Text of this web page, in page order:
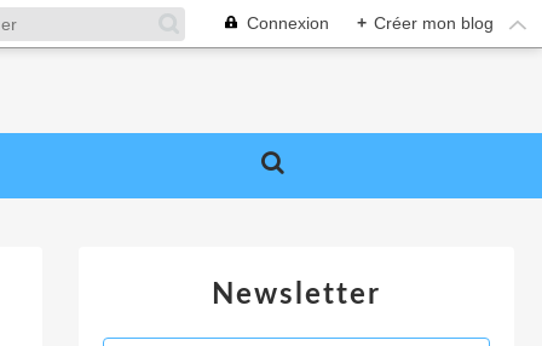
Connexion + Créer mon blog
Newsletter